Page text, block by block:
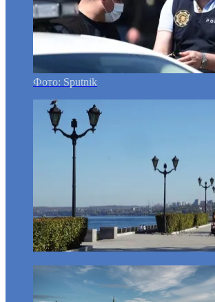
Фото: Sputnik